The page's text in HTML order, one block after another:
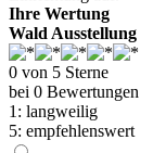
Ihre Wertung
Wald Ausstellung
0 von 5 Sterne
bei 0 Bewertungen
1: lang­weilig
5: emp­fehlens­wert